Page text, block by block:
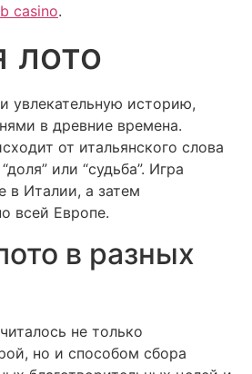
casino.
лото
увлекательную историю,
в древние времена.
от итальянского слова
или “судьба”. Игра
в Италии, а затем
всей Европе.
в разных
не только
но и способом сбора